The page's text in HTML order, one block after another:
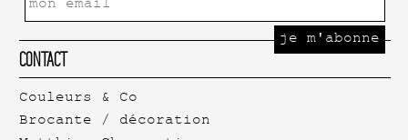
Contact
Couleurs & Co
Brocante / décoration